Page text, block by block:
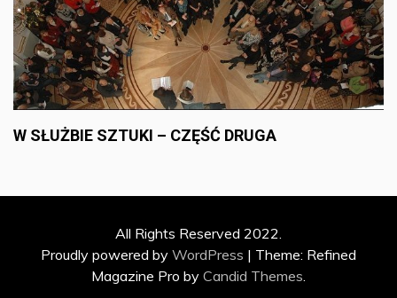
W SŁUŻBIE SZTUKI – CZĘŚĆ DRUGA
All Rights Reserved 2022.
Proudly powered by WordPress | Theme: Refined
Magazine Pro by Candid Themes.